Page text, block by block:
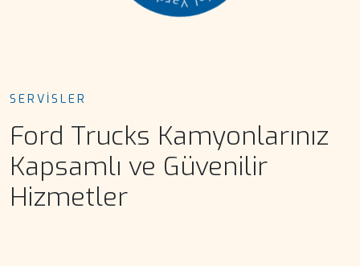
SERVISLER
Ford Trucks Kamyonlarınız
Kapsamlı ve Güvenilir
Hizmetler